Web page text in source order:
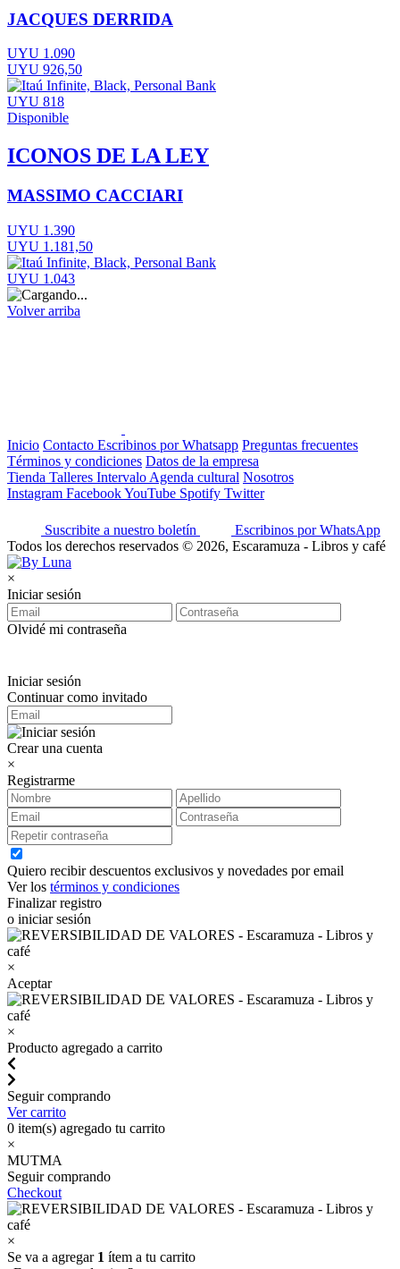
JACQUES DERRIDA
UYU 1.090
UYU 926,50
UYU 818
Disponible
ICONOS DE LA LEY
MASSIMO CACCIARI
UYU 1.390
UYU 1.181,50
UYU 1.043
Volver arriba
Inicio Contacto Escribinos por Whatsapp Preguntas frecuentes
Términos y condiciones Datos de la empresa
Tienda Talleres Intervalo Agenda cultural Nosotros
Instagram FacebookYouTube Spotify Twitter
Suscribite a nuestro boletín
Escribinos por WhatsApp
Todos los derechos reservados © 2026, Escaramuza - Libros y café
×
Iniciar sesión
Olvidé mi contraseña
Iniciar sesión
Continuar como invitado
Crear una cuenta
×
Registrarme
Quiero recibir descuentos exclusivos y novedades por email
Ver los términos y condiciones
Finalizar registro
o iniciar sesión
×
Aceptar
×
Producto agregado a carrito
Seguir comprando
Ver carrito
0 item(s) agregado tu carrito
×
MUTMA
Seguir comprando
Checkout
×
Se va a agregar 1 ítem a tu carrito